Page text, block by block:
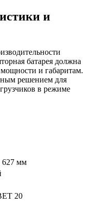
и
батарея должна
мощности и габаритам.
решением для
в режиме
627 мм
20